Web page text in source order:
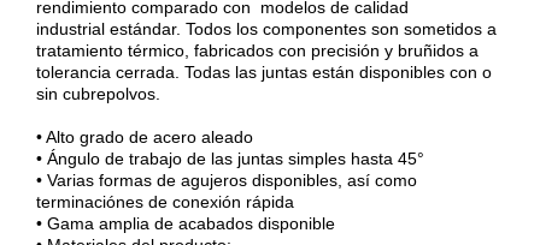
rendimiento comparado con modelos de calidad
industrial estándar. Todos los componentes son sometidos a
tratamiento térmico, fabricados con precisión y bruñidos a
tolerancia cerrada. Todas las juntas están disponibles con o
sin cubrepolvos.
• Alto grado de acero aleado
• Ángulo de trabajo de las juntas simples hasta 45°
• Varias formas de agujeros disponibles, así como
terminaciónes de conexión rápida
• Gama amplia de acabados disponible